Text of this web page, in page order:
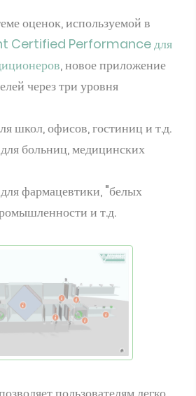
оценок, используемой в
Certified Performance для
, новое приложение
через три уровня
школ, офисов, гостиниц и т.д.
больниц, медицинских
фармацевтики, "белых
и т.д.